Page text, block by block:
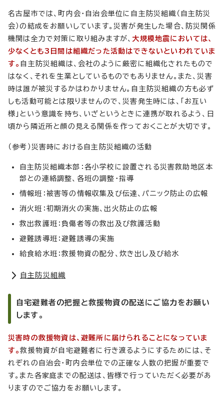
名古屋市では、町内会・自治会単位に自主防災組織（自主防災
会）の結成をお願いしています。災害が発生した場合、防災関係
機関は全力で対策に取り組みますが、 大規模地震においては、
少なくとも3日間は組織だった活動はできないといわれていま
す。 自主防災組織は、会社のように厳密に組織化されたもので
はなく、それを生業としているものでもありません。また、災害
時は誰が被災するかはわかりません。自主防災組織の方も必ず
しも活動可能とは限りませんので、災害発生時には、「お互い
様」という意識を持ち、いざというときに連携が取れるよう、日
頃から隣近所と顔の見える関係を作っておくことが大切です。
（参考）災害時における自主防災組織の活動
自主防災組織本部：各小学校に設置される災害救助地区本
部との連絡調整、各班の調整・指導
情報班：被害等の情報収集及び伝達、パニック防止の広報
消火班：初期消火の実施、出火防止の広報
救出救護班：負傷者等の救出及び救護活動
避難誘導班：避難誘導の実施
給食給水班：救援物資の配分、炊き出し及び給水
自主防災組織
自宅避難者の把握と救援物資の配送にご協力をお願い
します。
災害時の救援物資は、避難所に届けられることになっていま
す。救援物資が自宅避難者に行き渡るようにするためには、そ
れぞれの自治会・町内会単位での正確な人数の把握が重要で
す。また各家庭までの配送は、皆様で行っていただく必要があ
りますのでご協力をお願いします。